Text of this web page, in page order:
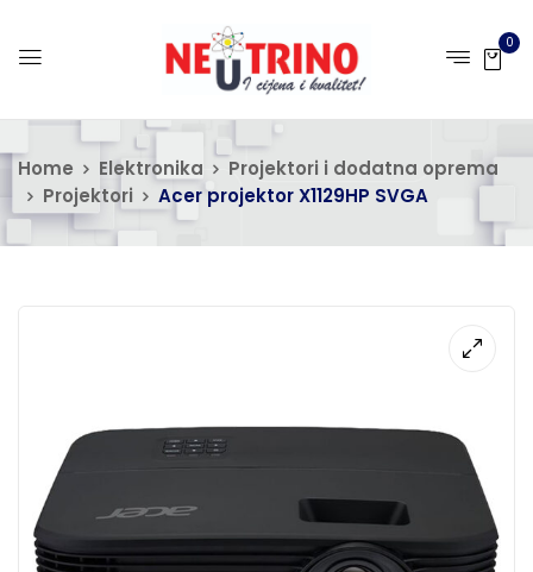
0
Home Elektronika
Projektori i dodatna oprema
Projektori
Acer projektor X1129HP SVGA